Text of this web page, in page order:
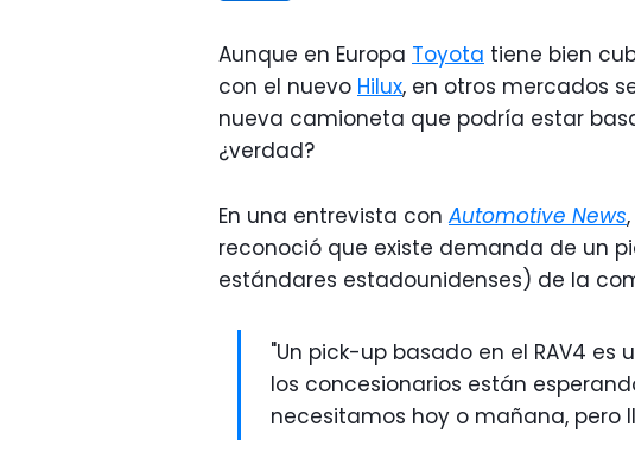
Aunque en Europa Toyota tiene bien
con el nuevo Hilux, en otros mercados
nueva camioneta que podría estar
¿verdad?
En una entrevista conAutomotive News
reconoció que existe demanda de un
estándares estadounidenses) de la
"Un pick-up basado en el RAV4
los concesionarios están
necesitamos hoy o mañana, pero